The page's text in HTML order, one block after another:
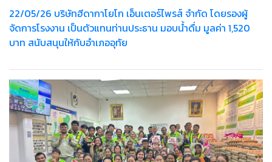
22/05/26 บริษัทฮีดากาโยโก เอ็นเตอร์ไพรส์ จำกัด โดยรองผู้
จัดการโรงงาน เป็นตัวแทนท่านประธาน มอบน้ำดื่ม มูลค่า 1,520
บาท สนับสนุนให้กับอำเภออุทัย